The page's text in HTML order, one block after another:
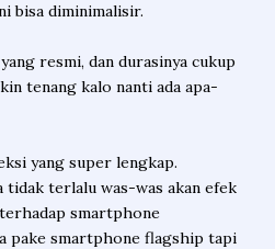
bisa diminimalisir.
resmi, dan durasinya cukup
tenang kalo nanti ada apa-
yang super lengkap.
tidak terlalu was-was akan efek
smartphone
pake smartphone flagship tapi